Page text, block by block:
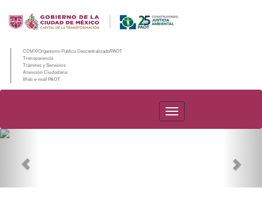
CDMX/Organismo Público Descentralizado/PAOT
Transparencia
Trámites y Servicios
Atención Ciudadana
Web e-mail PAOT
PAOT